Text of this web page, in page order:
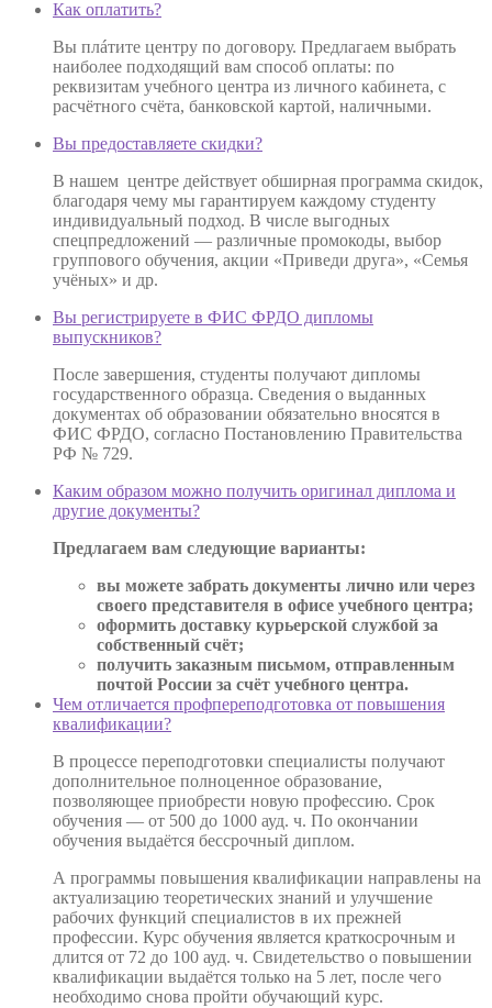
Как оплатить?
Вы плáтите центру по договору. Предлагаем выбрать
наиболее подходящий вам способ оплаты: по
реквизитам учебного центра из личного кабинета, с
расчётного счёта, банковской картой, наличными.
Вы предоставляете скидки?
В нашем центре действует обширная программа скидок,
благодаря чему мы гарантируем каждому студенту
индивидуальный подход. В числе выгодных
спецпредложений — различные промокоды, выбор
группового обучения, акции «Приведи друга», «Семья
учёных» и др.
Вы регистрируете в ФИС ФРДО дипломы
выпускников?
После завершения, студенты получают дипломы
государственного образца. Сведения о выданных
документах об образовании обязательно вносятся в
ФИС ФРДО, согласно Постановлению Правительства
РФ № 729.
Каким образом можно получить оригинал диплома и
другие документы?
Предлагаем вам следующие варианты:
вы можете забрать документы лично или через
своего представителя в офисе учебного центра;
оформить доставку курьерской службой за
собственный счёт;
получить заказным письмом, отправленным
почтой России за счёт учебного центра.
Чем отличается профпереподготовка от повышения
квалификации?
В процессе переподготовки специалисты получают
дополнительное полноценное образование,
позволяющее приобрести новую профессию. Срок
обучения — от 500 до 1000 ауд. ч. По окончании
обучения выдаётся бессрочный диплом.
А программы повышения квалификации направлены на
актуализацию теоретических знаний и улучшение
рабочих функций специалистов в их прежней
профессии. Курс обучения является краткосрочным и
длится от 72 до 100 ауд. ч. Свидетельство о повышении
квалификации выдаётся только на 5 лет, после чего
необходимо снова пройти обучающий курс.